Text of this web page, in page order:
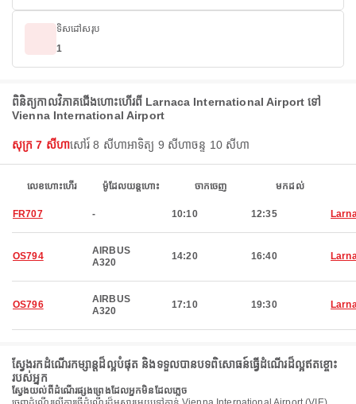
ទិសដៅសរុប
1
ពិនិត្យកាលវិភាគជើងហោះហើរពី Larnaca International Airport ទៅ
Vienna International Airport
សុក្រ 7 សីហាសៅរ៍ 8 សីហាអាទិត្យ 9 សីហាចន្ទ 10 សីហា
លេខហោះហើរ ម៉ូដែលយន្តហោះ ចាកចេញ មកដល់
FR707 - 10:10 12:35
OS794
AIRBUS
A320
14:20 16:40
OS796
AIRBUS
A320
17:10 19:30
ស្វែងរកដំណើរកម្សាន្តដ៏ល្អបំផុត និងទទួលបានបទពិសោធន៍ធ្វើដំណើរដ៏ល្អឥតខ្ចោះ
របស់អ្នក
ស្វែងយល់ពីដំណើរផ្សងព្រេងដែលអ្នកមិនដែលភ្លេច